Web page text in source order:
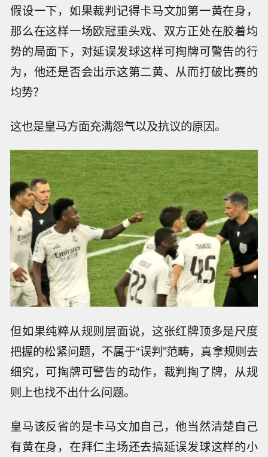
假设一下，如果裁判记得卡马文加第一黄在身，
那么在这样一场欧冠重头戏、双方正处在胶着均
势的局面下，对延误发球这样可掏牌可警告的行
为，他还是否会出示这第二黄、从而打破比赛的
均势？
这也是皇马方面充满怨气以及抗议的原因。
但如果纯粹从规则层面说，这张红牌顶多是尺度
把握的松紧问题，不属于“误判”范畴，真拿规则去
细究，可掏牌可警告的动作，裁判掏了牌，从规
则上也找不出什么问题。
皇马该反省的是卡马文加自己，他当然清楚自己
有黄在身，在拜仁主场还去搞延误发球这样的小